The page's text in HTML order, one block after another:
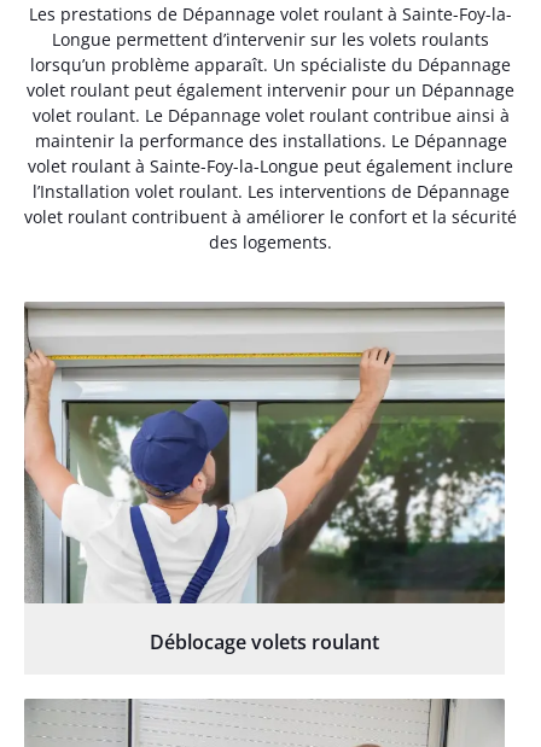
Les prestations de Dépannage volet roulant à Sainte-Foy-la-
Longue permettent d’intervenir sur les volets roulants
lorsqu’un problème apparaît. Un spécialiste du Dépannage
volet roulant peut également intervenir pour un Dépannage
volet roulant. Le Dépannage volet roulant contribue ainsi à
maintenir la performance des installations. Le Dépannage
volet roulant à Sainte-Foy-la-Longue peut également inclure
l’Installation volet roulant. Les interventions de Dépannage
volet roulant contribuent à améliorer le confort et la sécurité
des logements.
Déblocage volets roulant